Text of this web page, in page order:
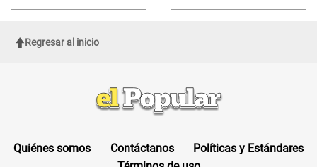
propuestas
afectará a inmigrantes
Regresar al inicio
Quiénes somos Contáctanos
Políticas y Estándares